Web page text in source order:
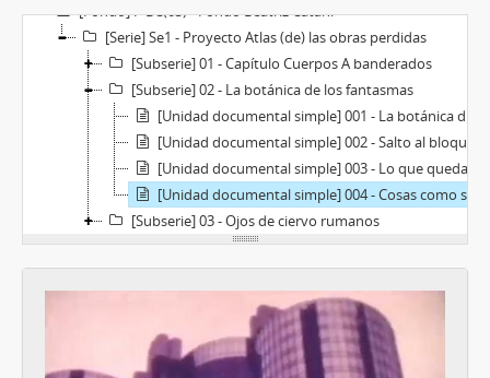
[Fondo] F-BC(03) - Fondo Beatriz Catani
[Serie] Se1 - Proyecto Atlas (de) las obras perdidas
[Subserie] 01 - Capítulo Cuerpos A banderados
[Subserie] 02 - La botánica de los fantasmas
[Unidad documental simple] 001 - La botánica de los fantasmas (Capítulo uno) 2020
[Unidad documental simple] 002 - Salto al bloque fantasma. La botánica de los fantasmas (Capítulo dos) 2020
[Unidad documental simple] 003 - Lo que queda de lo que fue. La botánica de los fantasmas (Capítulo tres) 2020
[Unidad documental simple] 004 - Cosas como si nunca. La botánica de los fantasmas (Capítulo cuatro) 2020
[Subserie] 03 - Ojos de ciervo rumanos